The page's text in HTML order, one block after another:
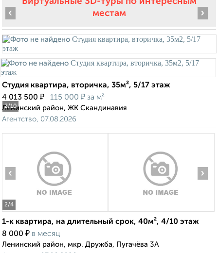
местам
2/10
‹ ›
Студия квартира, вторичка, 35м², 5/17 этаж
4 013 500 ₽ 115 000 ₽ за м²
Ленинский район, ЖК Скандинавия
Агентство, 07.08.2026
2/4
‹ ›
1-к квартира, на длительный срок, 40м², 4/10 этаж
8 000 ₽ в месяц
Ленинский район, мкр. Дружба, Пугачёва 3А